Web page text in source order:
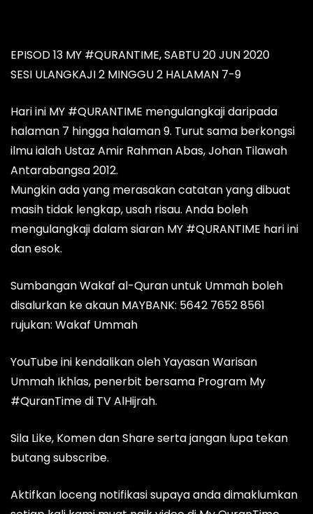
EPISOD 13 MY #QURANTIME, SABTU 20 JUN 2020
SESI ULANGKAJI 2 MINGGU 2 HALAMAN 7-9
Hari ini MY #QURANTIME mengulangkaji daripada
halaman 7 hingga halaman 9. Turut sama berkongsi
ilmu ialah Ustaz Amir Rahman Abas, Johan Tilawah
Antarabangsa 2012.
Mungkin ada yang merasakan catatan yang dibuat
masih tidak lengkap, usah risau. Anda boleh
mengulangkaji dalam siaran MY #QURANTIME hari ini
dan esok.
Sumbangan Wakaf al-Quran untuk Ummah boleh
disalurkan ke akaun MAYBANK: 5642 7652 8561
rujukan: Wakaf Ummah
YouTube ini kendalikan oleh Yayasan Warisan
Ummah Ikhlas, penerbit bersama Program My
#QuranTime di TV AlHijrah.
Sila Like, Komen dan Share serta jangan lupa tekan
butang subscribe.
Aktifkan loceng notifikasi supaya anda dimaklumkan